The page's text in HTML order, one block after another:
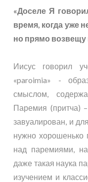
«Доселе Я
время, когда уже
но прямо возвещу
Иисус говорил
«paroimia» -
смыслом,
Паремия (притча)
завуалирован, и
нужно хорошенько
над паремиями,
даже такая наука
изучением и